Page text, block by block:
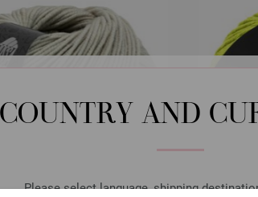
COUNTRY AND
Please select language, shipping